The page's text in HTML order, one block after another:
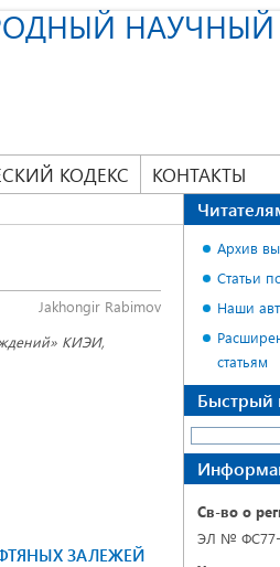
НАУЧНЫЙ
КОДЕКС КОНТАКТЫ
Jakhongir Rabimov
КИЭИ,
ЗАЛЕЖЕЙ
Архив
Статьи
Наши
статьям
Быстрый
Св-во о
ЭЛ № ФС77-